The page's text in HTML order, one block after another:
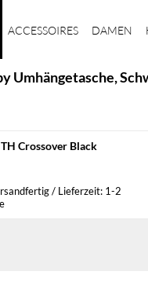
ACCESSOIRES DAMEN
Umhängetasche,
Crossover Black
/ Lieferzeit: 1-2